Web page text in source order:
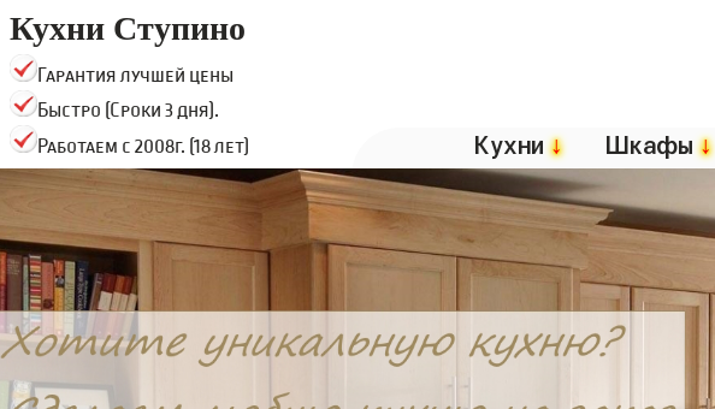
Кухни Ступино
Гарантия лучшей цены
Быстро (Сроки 3 дня).
Работаем с 2008г. (18 лет)
Кухни↓ Шкафы↓